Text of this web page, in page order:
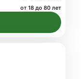
от 18 до 80 лет